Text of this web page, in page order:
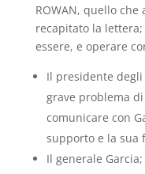
ROWAN, quello
recapitato la
essere, e operare
Il presidente
grave problema
comunicare con
supporto e la sua
Il generale